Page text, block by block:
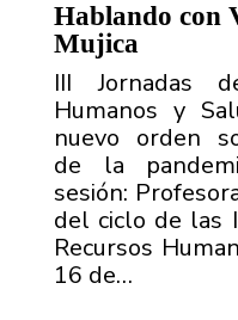
Hablando con
Mujica
III Jornadas
Humanos y
nuevo orden
de la
sesión:
del ciclo de las
Recursos
16 de…